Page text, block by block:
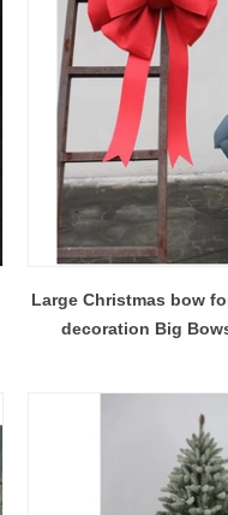
Large Christmas bow
decoration Big